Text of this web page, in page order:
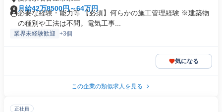
月給42万8500円～64万円
必要な経験・能力等 【必須】何らかの施工管理経験 ※建築物
の種別や工法は不問。電気工事...
業界未経験歓迎 +3個
気になる
この企業の類似求人を見る
正社員